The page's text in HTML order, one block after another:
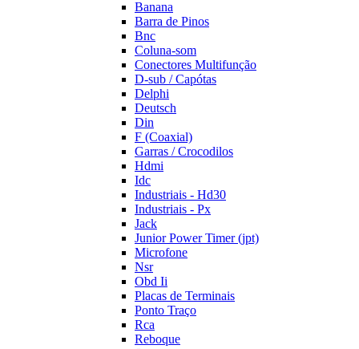
Banana
Barra de Pinos
Bnc
Coluna-som
Conectores Multifunção
D-sub / Capótas
Delphi
Deutsch
Din
F (Coaxial)
Garras / Crocodilos
Hdmi
Idc
Industriais - Hd30
Industriais - Px
Jack
Junior Power Timer (jpt)
Microfone
Nsr
Obd Ii
Placas de Terminais
Ponto Traço
Rca
Reboque